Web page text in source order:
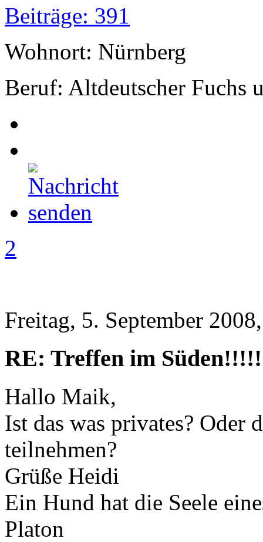
Beiträge: 391
Wohnort: Nürnberg
Beruf: Altdeutscher Fuchs
2
Freitag, 5. September
RE: Treffen im
Hallo Maik,
Ist das was privates?
teilnehmen?
Grüße Heidi
Ein Hund hat die Seele
Platon